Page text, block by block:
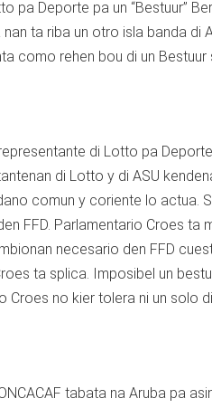
pa Deporte pa un “Bestuur”
ta riba un otro isla banda di
como rehen bou di un Bestuur
di Lotto pa
di Lotto y di ASU
comun y coriente lo actua.
FFD. Parlamentario Croes ta
necesario den FFD
ta splica. Imposibel un
no kier tolera ni un solo
tabata na Aruba pa